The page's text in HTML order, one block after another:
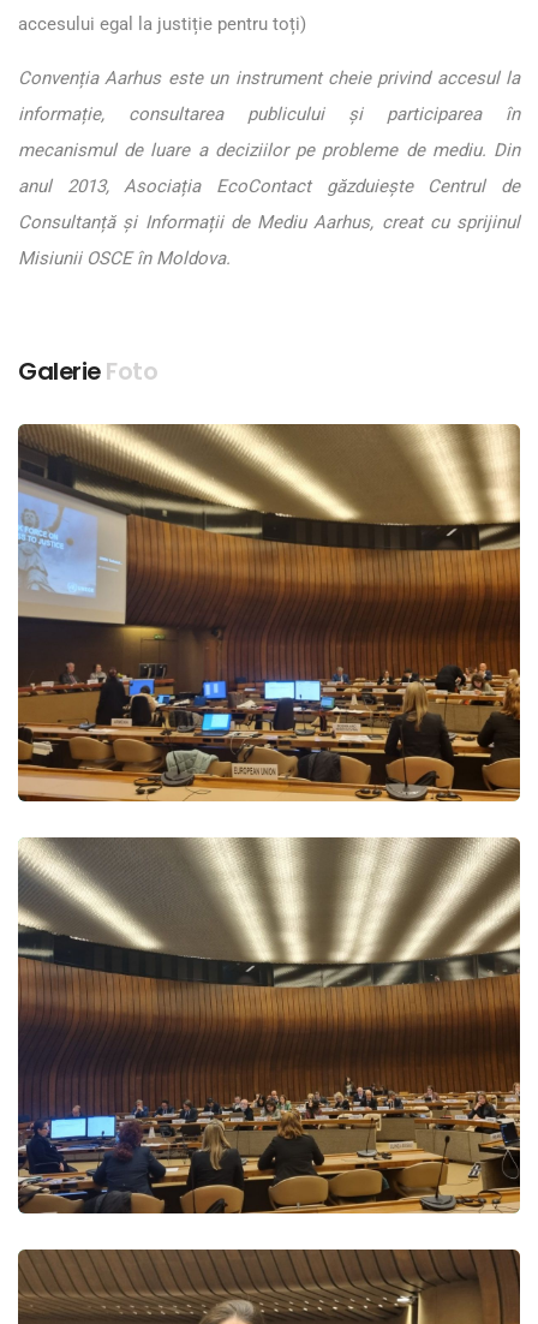
accesului egal la justiție pentru toți)
Convenția Aarhus este un instrument cheie privind accesul la
informație, consultarea publicului și participarea în
mecanismul de luare a deciziilor pe probleme de mediu. Din
anul 2013, Asociația EcoContact găzduiește Centrul de
Consultanță și Informații de Mediu Aarhus, creat cu sprijinul
Misiunii OSCE în Moldova.
GalerieFoto